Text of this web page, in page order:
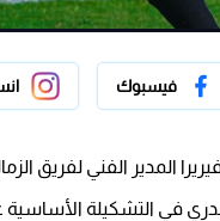
فيسبوك
المدير الفني لفريق
في التشكيلة